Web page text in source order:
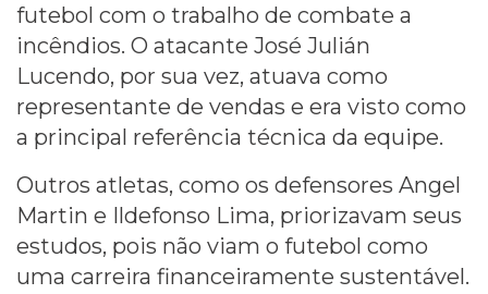
futebol com o trabalho de combate a
incêndios. O atacante José Julián
Lucendo, por sua vez, atuava como
representante de vendas e era visto como
a principal referência técnica da equipe.
Outros atletas, como os defensores Angel
Martin e Ildefonso Lima, priorizavam seus
estudos, pois não viam o futebol como
uma carreira financeiramente sustentável.